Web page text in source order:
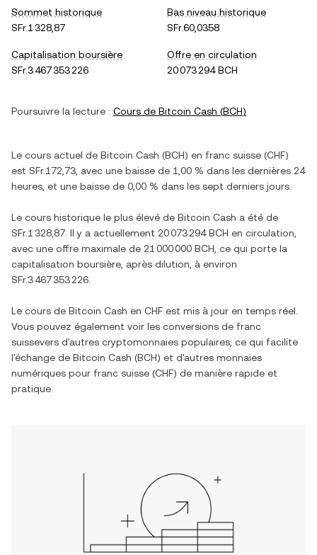
Sommet historique
SFr.1 328,87
Bas niveau historique
SFr.60,0358
Capitalisation boursière
SFr.3 467 353 226
Offre en circulation
20 073 294 BCH
Poursuivre la lecture : Cours de Bitcoin Cash (BCH)
Le cours actuel de Bitcoin Cash (BCH) en franc suisse (CHF)
est SFr.172,73 , avec une baisse de 1,00 % dans les dernières 24
heures, et une baisse de 0,00 % dans les sept derniers jours.
Le cours historique le plus élevé de Bitcoin Cash a été de
SFr.1 328,87 . Il y a actuellement 20 073 294 BCH en circulation,
avec une offre maximale de 21 000 000 BCH , ce qui porte la
capitalisation boursière, après dilution, à environ
SFr.3 467 353 226
Le cours de Bitcoin Cash en CHF est mis à jour en temps réel.
Vous pouvez également voir les conversions de franc
suissevers d'autres cryptomonnaies populaires, ce qui facilite
l'échange de Bitcoin Cash (BCH) et d'autres monnaies
numériques pour franc suisse (CHF) de manière rapide et
pratique.